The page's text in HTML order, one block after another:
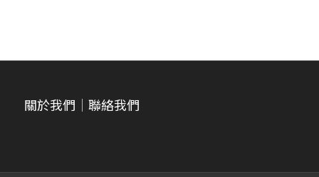
關於我們 ｜ 聯絡我們